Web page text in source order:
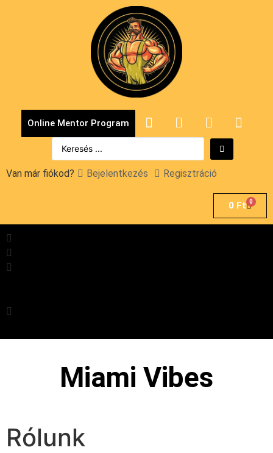
Online Mentor Program
Van már fiókod? Bejelentkezés Regisztráció
0 Ft 0
Miami Vibes
Rólunk